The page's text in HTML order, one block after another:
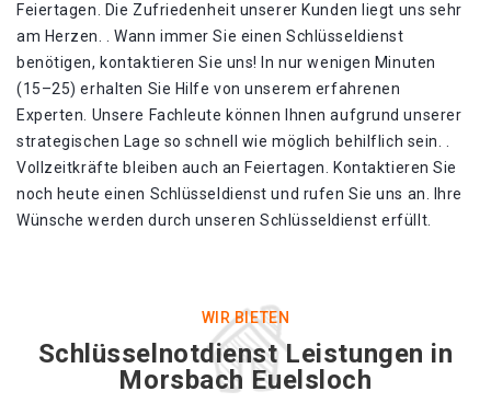
Feiertagen. Die Zufriedenheit unserer Kunden liegt uns sehr
am Herzen. . Wann immer Sie einen Schlüsseldienst
benötigen, kontaktieren Sie uns! In nur wenigen Minuten
(15–25) erhalten Sie Hilfe von unserem erfahrenen
Experten. Unsere Fachleute können Ihnen aufgrund unserer
strategischen Lage so schnell wie möglich behilflich sein. .
Vollzeitkräfte bleiben auch an Feiertagen. Kontaktieren Sie
noch heute einen Schlüsseldienst und rufen Sie uns an. Ihre
Wünsche werden durch unseren Schlüsseldienst erfüllt.
WIR BIETEN
Schlüsselnotdienst Leistungen in
Morsbach Euelsloch